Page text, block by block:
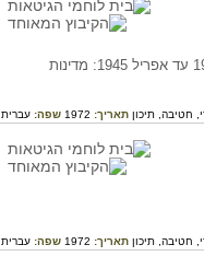
ציר זמן לאירועים בחזיתות אירופה המערבית ואפריקה הצפונית במלחמת העולם השניה מחורף 1939-1940 עד אפריל 1945: מדינות
חטיבה, תיכון תאריך: 1972 שפה: עברית
חטיבה, תיכון תאריך: 1972 שפה: עברית